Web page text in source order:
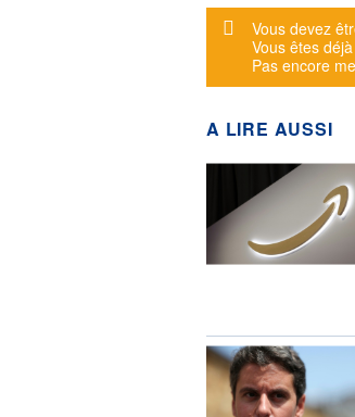
Message
Vous devez
Vous êtes
Pas encore
A LIRE AUSSI